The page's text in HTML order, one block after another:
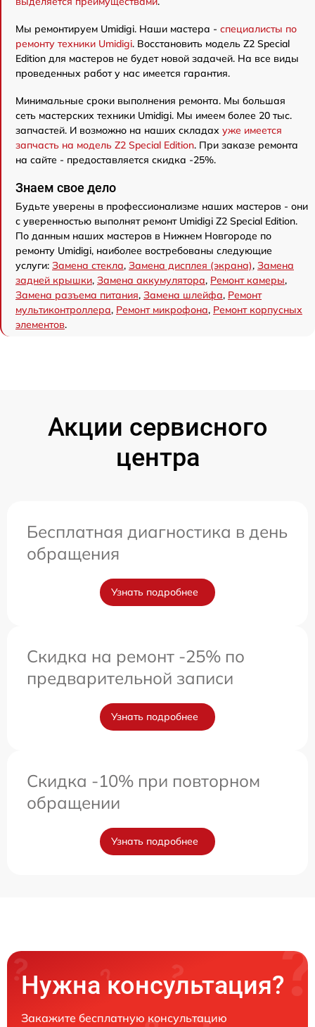
Мы ремонтируем Umidigi. Наши мастера - специалисты по
ремонту техники Umidigi. Восстановить модель Z2 Special
Edition для мастеров не будет новой задачей. На все виды
проведенных работ у нас имеется гарантия.
Минимальные сроки выполнения ремонта. Мы большая
сеть мастерских техники Umidigi. Мы имеем более 20 тыс.
запчастей. И возможно на наших складах уже имеется
запчасть на модель Z2 Special Edition. При заказе ремонта
на сайте - предоставляется скидка -25%.
Знаем свое дело
Будьте уверены в профессионализме наших мастеров - они
с уверенностью выполнят ремонт Umidigi Z2 Special Edition.
По данным наших мастеров в Нижнем Новгороде по
ремонту Umidigi, наиболее востребованы следующие
услуги: Замена стекла, Замена дисплея (экрана), Замена
задней крышки, Замена аккумулятора, Ремонт камеры,
Замена разъема питания, Замена шлейфа, Ремонт
мультиконтроллера, Ремонт микрофона, Ремонт корпусных
элементов.
Акции сервисного
центра
Бесплатная диагностика в день
обращения
Узнать подробнее
Скидка на ремонт -25% по
предварительной записи
Узнать подробнее
Скидка -10% при повторном
обращении
Узнать подробнее
Нужна консультация?
Закажите бесплатную консультацию